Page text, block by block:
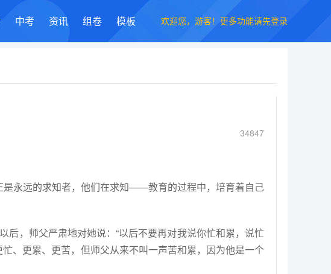
欢迎您，游客！更多功能请先登录
中考 资讯 组卷 模板
34847
是永远的求知者，他们在求知——教育的过程中，培育着自己
后，师父严肃地对她说：“以后不要再对我说你忙和累，说忙
、更累、更苦，但师父从来不叫一声苦和累，因为他是一个